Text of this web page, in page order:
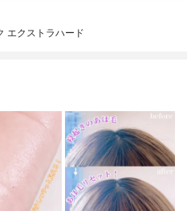
エクストラハード